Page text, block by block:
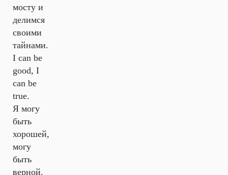
мосту и
делимся
своими
тайнами.
I can be
good, I
can be
true.
Я могу
быть
хорошей,
могу
быть
верной.